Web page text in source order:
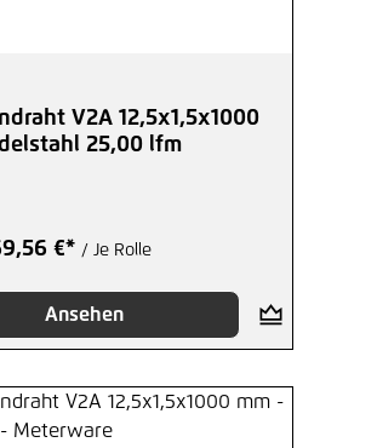
V2A 12,5x1,5x1000
25,00 lfm
€* / Je Rolle
Ansehen